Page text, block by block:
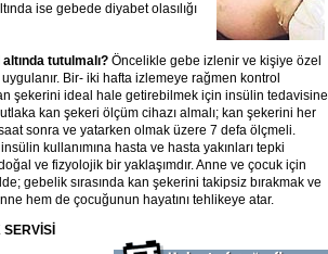
ise gebede diyabet olasılığı
tutulmalı? Öncelikle gebe izlenir ve kişiye özel
Bir- iki hafta izlemeye rağmen kontrol
şekerini ideal hale getirebilmek için insülin tedavisine
kan şekeri ölçüm cihazı almalı; kan şekerini her
sonra ve yatarken olmak üzere 7 defa ölçmeli.
kullanımına hasta ve hasta yakınları tepki
ve fizyolojik bir yaklaşımdır. Anne ve çocuk için
gebelik sırasında kan şekerini takipsiz bırakmak ve
hem de çocuğunun hayatını tehlikeye atar.